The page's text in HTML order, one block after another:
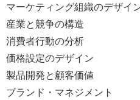
マーケティング組織のデザイ
産業と競争の構造
消費者行動の分析
価格設定のデザイン
製品開発と顧客価値
ブランド・マネジメント